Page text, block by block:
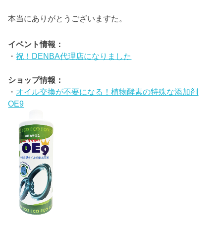
本当にありがとうございますた。
イベント情報：
・祝！DENBA代理店になりました
ショップ情報：
・ オイル交換が不要になる！植物酵素の特殊な添加剤
OE9